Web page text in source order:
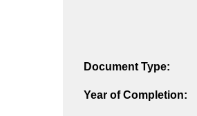
Document Type:
Year of Completion: